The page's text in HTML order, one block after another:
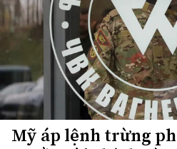
Mỹ áp lệnh trừng